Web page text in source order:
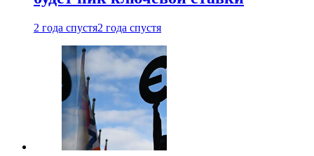
2 года спустя2 года спустя